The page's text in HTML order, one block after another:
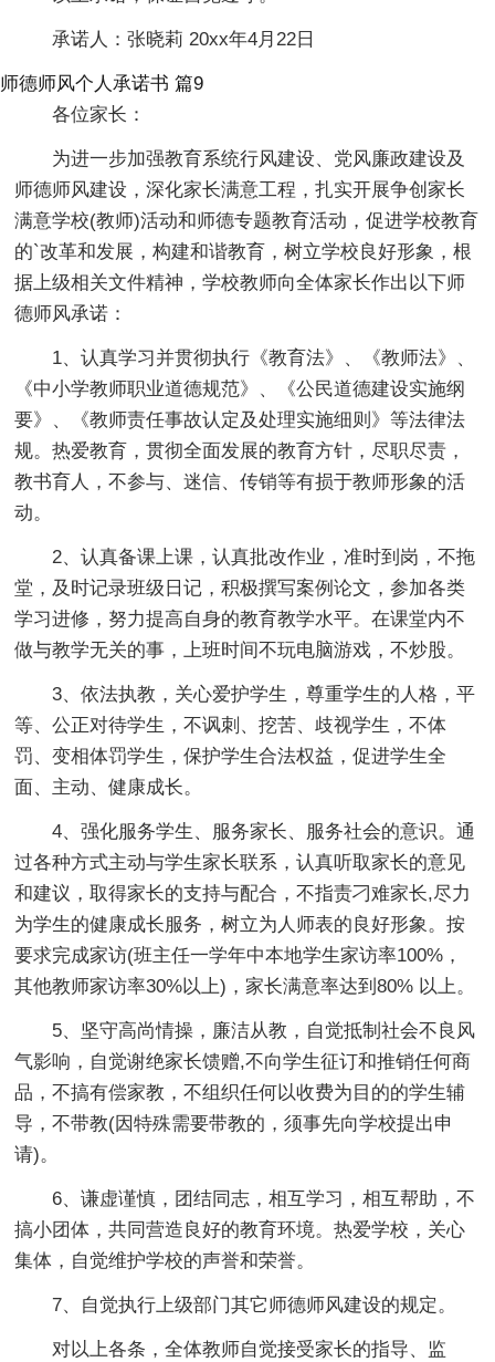
承诺人：张晓莉 20xx年4月22日
师德师风个人承诺书 篇9
各位家长：
为进一步加强教育系统行风建设、党风廉政建设及
师德师风建设，深化家长满意工程，扎实开展争创家长
满意学校(教师)活动和师德专题教育活动，促进学校教育
的`改革和发展，构建和谐教育，树立学校良好形象，根
据上级相关文件精神，学校教师向全体家长作出以下师
德师风承诺：
1、认真学习并贯彻执行《教育法》、《教师法》、
《中小学教师职业道德规范》、《公民道德建设实施纲
要》、《教师责任事故认定及处理实施细则》等法律法
规。热爱教育，贯彻全面发展的教育方针，尽职尽责，
教书育人，不参与、迷信、传销等有损于教师形象的活
动。
2、认真备课上课，认真批改作业，准时到岗，不拖
堂，及时记录班级日记，积极撰写案例论文，参加各类
学习进修，努力提高自身的教育教学水平。在课堂内不
做与教学无关的事，上班时间不玩电脑游戏，不炒股。
3、依法执教，关心爱护学生，尊重学生的人格，平
等、公正对待学生，不讽刺、挖苦、歧视学生，不体
罚、变相体罚学生，保护学生合法权益，促进学生全
面、主动、健康成长。
4、强化服务学生、服务家长、服务社会的意识。通
过各种方式主动与学生家长联系，认真听取家长的意见
和建议，取得家长的支持与配合，不指责刁难家长,尽力
为学生的健康成长服务，树立为人师表的良好形象。按
要求完成家访(班主任一学年中本地学生家访率100%，
其他教师家访率30%以上)，家长满意率达到80% 以上。
5、坚守高尚情操，廉洁从教，自觉抵制社会不良风
气影响，自觉谢绝家长馈赠,不向学生征订和推销任何商
品，不搞有偿家教，不组织任何以收费为目的的学生辅
导，不带教(因特殊需要带教的，须事先向学校提出申
请)。
6、谦虚谨慎，团结同志，相互学习，相互帮助，不
搞小团体，共同营造良好的教育环境。热爱学校，关心
集体，自觉维护学校的声誉和荣誉。
7、自觉执行上级部门其它师德师风建设的规定。
对以上各条，全体教师自觉接受家长的指导、监